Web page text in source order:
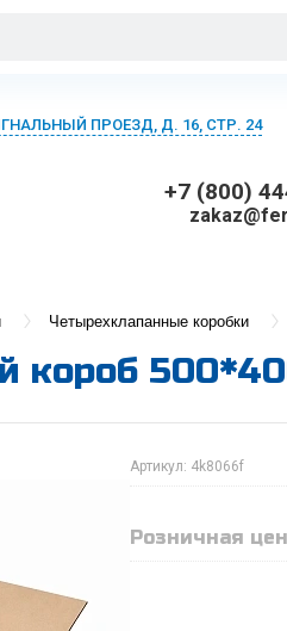
ПРОЕЗД, Д. 16, СТР. 24
+7 (800)
Четырехклапанные коробки
короб
Артикул: 4k8066f
Розничная